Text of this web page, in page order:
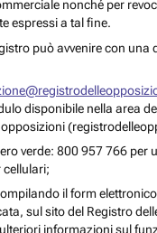
nonché per
espressi a tal fine.
può avvenire con una
disponibile nella area
verde: 800 957 766 per
il form
sul sito del Registro
informazioni sul